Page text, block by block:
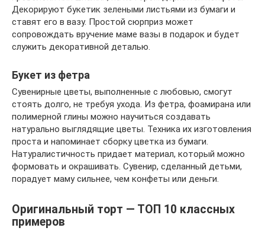
Декорируют букетик зелеными листьями из бумаги и
ставят его в вазу. Простой сюрприз может
сопровождать вручение маме вазы в подарок и будет
служить декоративной деталью.
Букет из фетра
Сувенирные цветы, выполненные с любовью, смогут
стоять долго, не требуя ухода. Из фетра, фоамирана или
полимерной глины можно научиться создавать
натурально выглядящие цветы. Техника их изготовления
проста и напоминает сборку цветка из бумаги.
Натуралистичность придает материал, который можно
формовать и окрашивать. Сувенир, сделанный детьми,
порадует маму сильнее, чем конфеты или деньги.
Оригинальный торт — ТОП 10 классных
примеров